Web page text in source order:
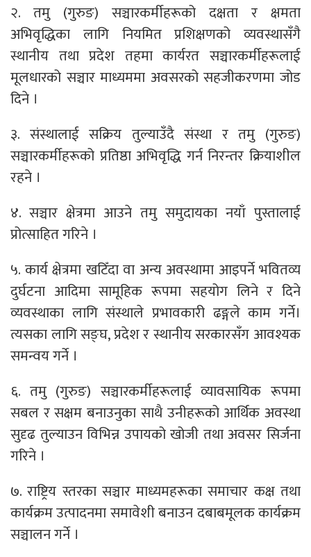
२. तमु (गुरुङ) सञ्चारकर्मीहरूको दक्षता र क्षमता
अभिवृद्धिका लागि नियमित प्रशिक्षणको व्यवस्थासँगै
स्थानीय तथा प्रदेश तहमा कार्यरत सञ्चारकर्मीहरूलाई
मूलधारको सञ्चार माध्यममा अवसरको सहजीकरणमा जोड
दिने ।
३. संस्थालाई सक्रिय तुल्याउँदै संस्था र तमु (गुरुङ)
सञ्चारकर्मीहरूको प्रतिष्ठा अभिवृद्धि गर्न निरन्तर क्रियाशील
रहने ।
४. सञ्चार क्षेत्रमा आउने तमु समुदायका नयाँ पुस्तालाई
प्रोत्साहित गरिने ।
५. कार्य क्षेत्रमा खटिँदा वा अन्य अवस्थामा आइपर्ने भवितव्य
दुर्घटना आदिमा सामूहिक रूपमा सहयोग लिने र दिने
व्यवस्थाका लागि संस्थाले प्रभावकारी ढङ्गले काम गर्ने।
त्यसका लागि सङ्घ, प्रदेश र स्थानीय सरकारसँग आवश्यक
समन्वय गर्ने ।
६. तमु (गुरुङ) सञ्चारकर्मीहरूलाई व्यावसायिक रूपमा
सबल र सक्षम बनाउनुका साथै उनीहरूको आर्थिक अवस्था
सुदृढ तुल्याउन विभिन्न उपायको खोजी तथा अवसर सिर्जना
गरिने ।
७. राष्ट्रिय स्तरका सञ्चार माध्यमहरूका समाचार कक्ष तथा
कार्यक्रम उत्पादनमा समावेशी बनाउन दबाबमूलक कार्यक्रम
सञ्चालन गर्ने ।